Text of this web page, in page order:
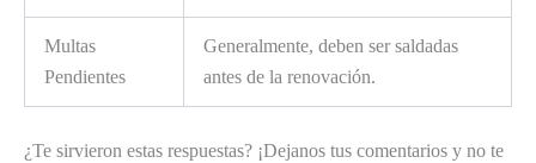
Multas
Pendientes
Generalmente, deben ser saldadas
antes de la renovación.
¿Te sirvieron estas respuestas? ¡Dejanos tus comentarios y no te